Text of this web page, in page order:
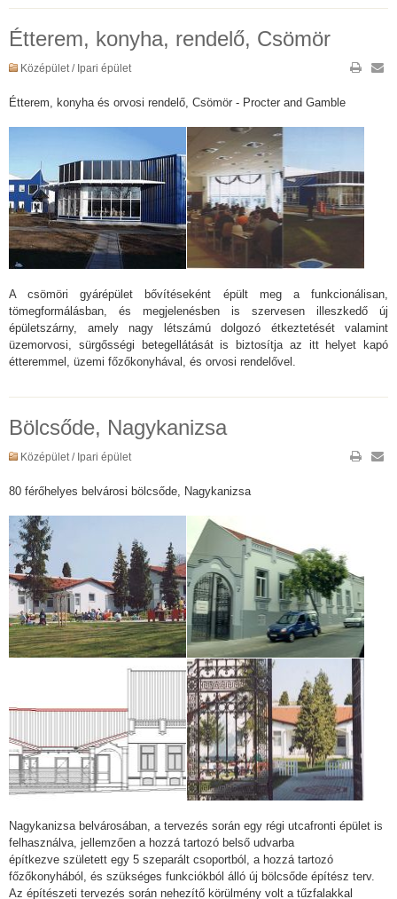
Étterem, konyha, rendelő, Csömör
Középület / Ipari épület
Étterem, konyha és orvosi rendelő, Csömör - Procter and Gamble
A csömöri gyárépület bővítéseként épült meg a funkcionálisan,
tömegformálásban, és megjelenésben is szervesen illeszkedő új
épületszárny, amely nagy létszámú dolgozó étkeztetését valamint
üzemorvosi, sürgősségi betegellátását is biztosítja az itt helyet kapó
étteremmel, üzemi főzőkonyhával, és orvosi rendelővel.
Bölcsőde, Nagykanizsa
Középület / Ipari épület
80 férőhelyes belvárosi bölcsőde, Nagykanizsa
Nagykanizsa belvárosában, a tervezés során egy régi utcafronti épület is
felhasználva, jellemzően a hozzá tartozó belső udvarba
építkezve született egy 5 szeparált csoportból, a hozzá tartozó
főzőkonyhából, és szükséges funkciókból álló új bölcsőde építész terv.
Az építészeti tervezés során nehezítő körülmény volt a tűzfalakkal